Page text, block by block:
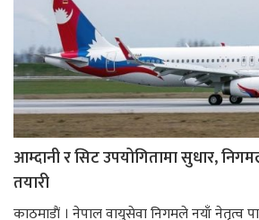
आम्दानी र सिट उपयोगितामा सुधार,
तयारी
काठमाडाैं । नेपाल वायुसेवा निगमले नयाँ नेतृत्व